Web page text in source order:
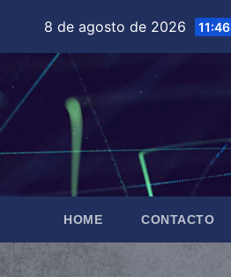
contenido
8 de agosto de 2026 11:46
HOME CONTACTO